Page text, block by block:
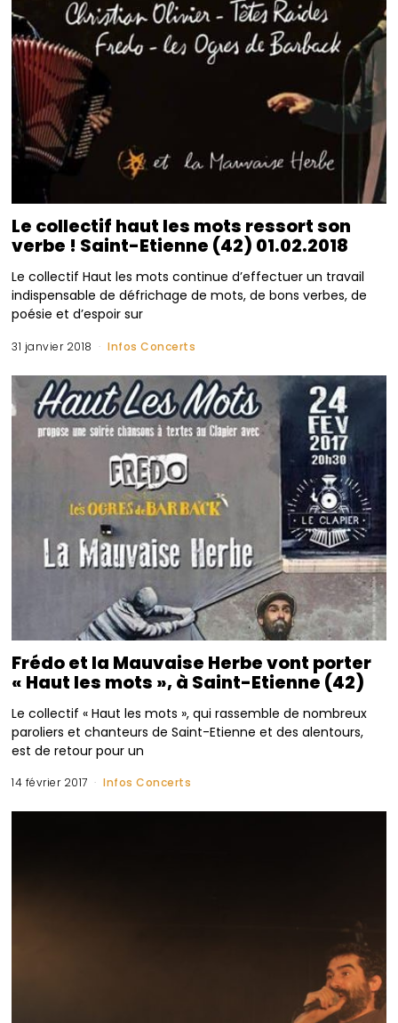
Le collectif haut les mots ressort son
verbe ! Saint-Etienne (42) 01.02.2018
Le collectif Haut les mots continue d’effectuer un travail
indispensable de défrichage de mots, de bons verbes, de
poésie et d’espoir sur
31 janvier 2018 Infos Concerts
Frédo et la Mauvaise Herbe vont porter
« Haut les mots », à Saint-Etienne (42)
Le collectif « Haut les mots », qui rassemble de nombreux
paroliers et chanteurs de Saint-Etienne et des alentours,
est de retour pour un
14 février 2017 Infos Concerts